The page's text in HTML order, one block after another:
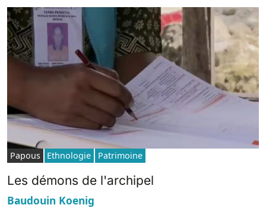
Papous Ethnologie Patrimoine
Les démons de l'archipel
Baudouin Koenig